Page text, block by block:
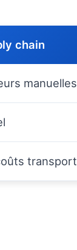
chain
manuelles
transport